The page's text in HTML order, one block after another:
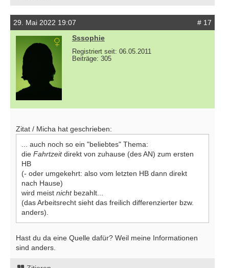
29. Mai 2022 19:07
# 17
Sssophie
Registriert seit: 06.05.2011
Beiträge: 305
Zitat / Micha hat geschrieben:
... auch noch so ein "beliebtes" Thema:
die Fahrtzeitdirekt von zuhause (des AN) zum ersten
HB
(- oder umgekehrt: also vom letzten HB dann direkt
nach Hause)
wird meist nichtbezahlt...
(das Arbeitsrecht sieht das freilich differenzierter bzw.
anders).
Hast du da eine Quelle dafür? Weil meine Informationen
sind anders.